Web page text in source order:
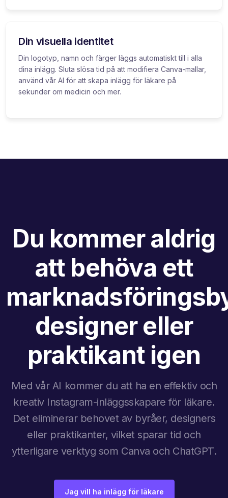
Din visuella identitet
Din logotyp, namn och färger läggs automatiskt till i alla
dina inlägg. Sluta slösa tid på att modifiera Canva-mallar,
använd vår AI för att skapa inlägg för läkare på
sekunder om medicin och mer.
Du kommer aldrig
att behöva ett
designer eller
praktikant igen
Med vår AI kommer du att ha en effektiv och
kreativ Instagram-inläggsskapare för läkare.
Det eliminerar behovet av byråer, designers
eller praktikanter, vilket sparar tid och
ytterligare verktyg som Canva och ChatGPT.
Jag vill ha inlägg för läkare